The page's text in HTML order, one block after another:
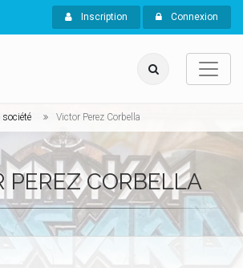
Inscription Connexion
société Victor Perez Corbella
PEREZ CORBELLA